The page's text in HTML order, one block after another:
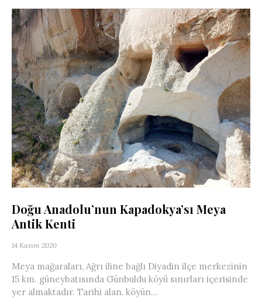
Doğu Anadolu’nun Kapadokya’sı Meya
Antik Kenti
14 Kasım 2020
Meya mağaraları, Ağrı iline bağlı Diyadin ilçe merkezinin
15 km. güneybatısında Günbuldu köyü sınırları içerisinde
yer almaktadır. Tarihi alan, köyün...